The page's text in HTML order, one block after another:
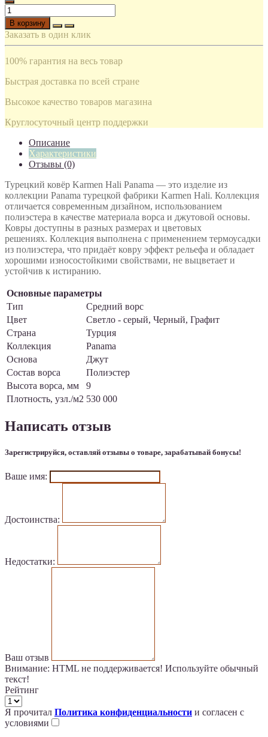
В корзину
Заказать в один клик
100% гарантия на весь товар
Быстрая доставка по всей стране
Высокое качество товаров магазина
Круглосуточный центр поддержки
Описание
Характеристики
Отзывы (0)
Турецкий ковёр Karmen Hali Panama — это изделие из
коллекции Panama турецкой фабрики Karmen Hali. Коллекция
отличается современным дизайном, использованием
полиэстера в качестве материала ворса и джутовой основы.
Ковры доступны в разных размерах и цветовых
решениях. Коллекция выполнена с применением термоусадки
из полиэстера, что придаёт ковру эффект рельефа и обладает
хорошими износостойкими свойствами, не выцветает и
устойчив к истиранию.
Основные параметры
Тип
Средний ворс
Цвет
Светло - серый, Черный, Графит
Страна
Турция
Коллекция
Panama
Основа
Джут
Состав ворса
Полиэстер
Высота ворса, мм
9
Плотность, узл./м2 530 000
Написать отзыв
Зарегистрируйся, оставляй отзывы о товаре, зарабатывай бонусы!
Ваше имя:
Достоинства:
Недостатки:
Ваш отзыв
Внимание: HTML не поддерживается! Используйте обычный
текст!
Рейтинг
Я прочитал Политика конфиденциальности и согласен с
условиями